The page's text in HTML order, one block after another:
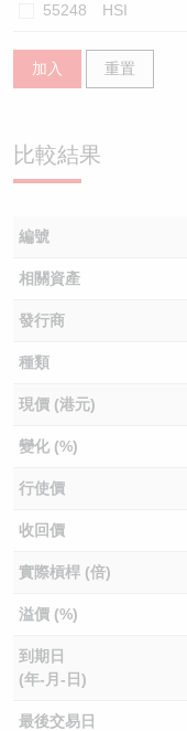
55248 HSI
加入 重置
比較結果
編號
相關資產
發行商
種類
現價 (港元)
變化 (%)
行使價
收回價
實際槓桿 (倍)
溢價 (%)
到期日
(年-月-日)
最後交易日